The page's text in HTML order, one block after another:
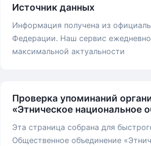
Источник данных
Информация получена из
Федерации. Наш сервис
максимальной актуальности
Проверка упоминаний
«Этническое
Эта страница собрана для
Общественное объединение